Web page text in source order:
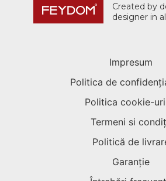
Created by
designer in
Impresum
Politica de
Politica cookie-
Termeni si
Politică de
Garanție